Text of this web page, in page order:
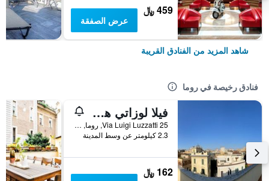
459 ﷼
عرض الصفقة
شاهد المزيد من الفنادق القريبة
فنادق رخيصة في روما
فيلا لوزاتي هوستل
25 Via Luigi Luzzatti, روما, إيطاليا
2.3 كيلومتر عن وسط المدينة
162 ﷼